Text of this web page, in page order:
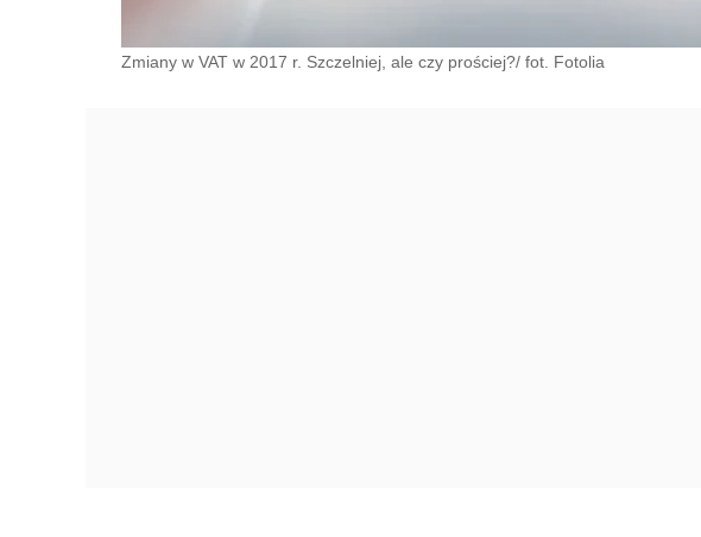
Zmiany w VAT w 2017 r. Szczelniej, ale czy prościej?/ fot. Fotolia